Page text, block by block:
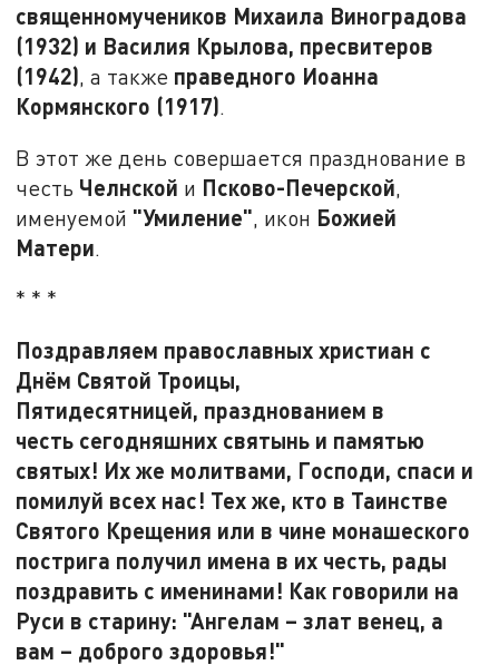
священномучеников Михаила Виноградова
(1932) и Василия Крылова, пресвитеров
(1942), а также праведного Иоанна
Кормянского (1917).
В этот же день совершается празднование в
честь Челнской и Псково-Печерской
именуемой "Умиление" , икон Божией
Матери
* * *
Поздравляем православных христиан с
Днём Святой Троицы,
Пятидесятницей, празднованием в
честь сегодняшних святынь и памятью
святых! Их же молитвами, Господи, спаси и
помилуй всех нас! Тех же, кто в Таинстве
Святого Крещения или в чине монашеского
пострига получил имена в их честь, рады
поздравить с именинами! Как говорили на
Руси в старину: "Ангелам – злат венец, а
вам – доброго здоровья!"